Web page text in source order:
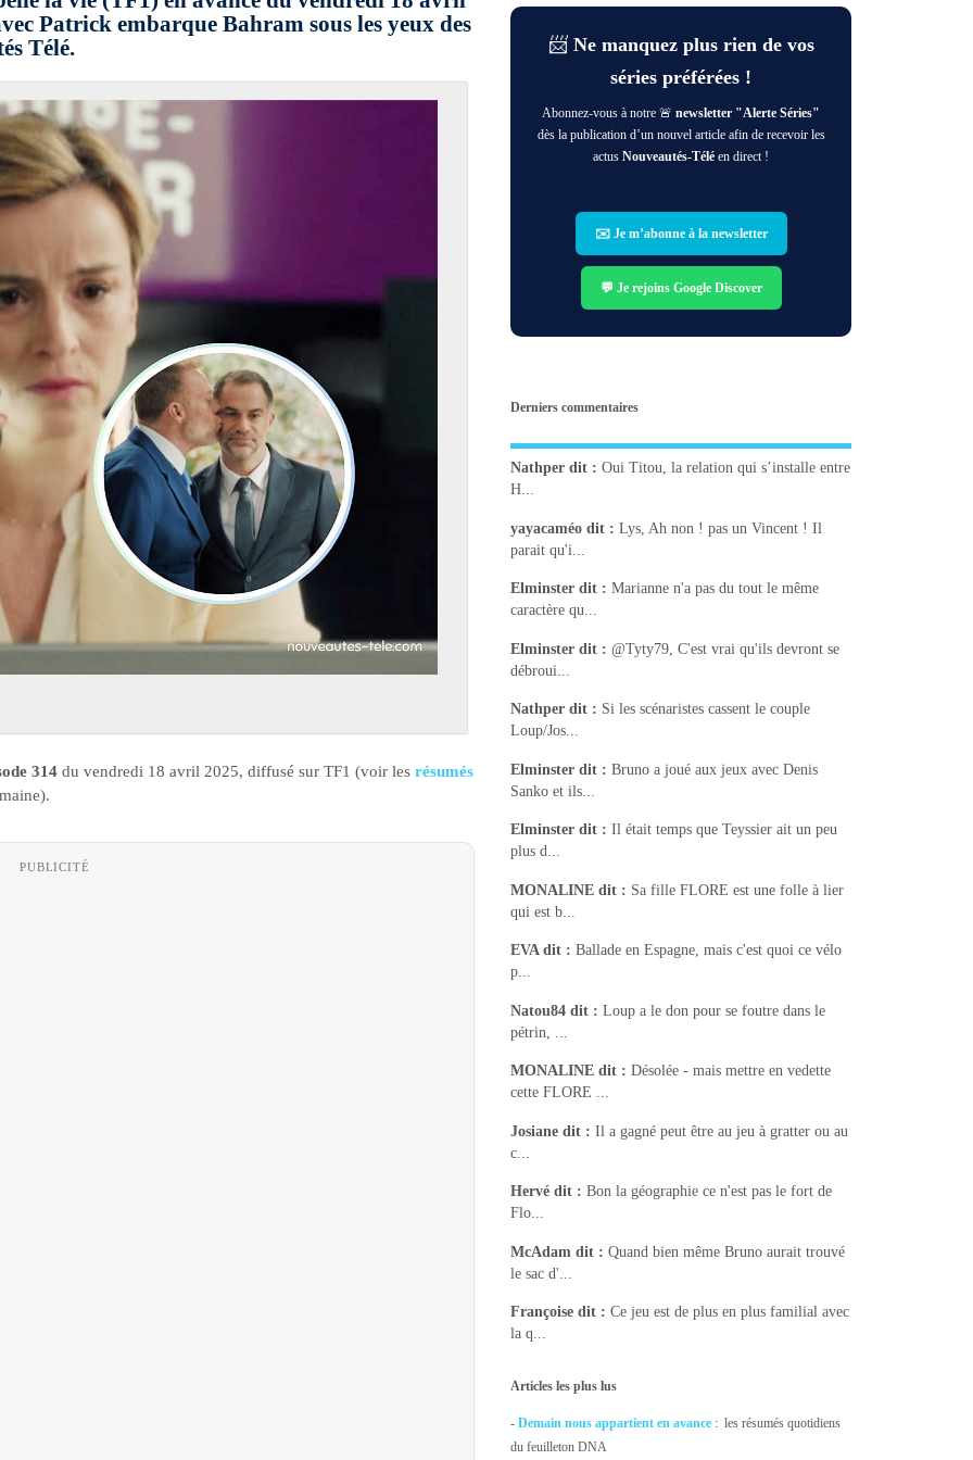
Patrick embarque Bahram sous les yeux des
Télé.
314 du vendredi 18 avril 2025, diffusé sur TF1 (voir les résumés
PUBLICITÉ
📨 Ne manquez plus rien de vos
séries préférées !
Abonnez-vous à notre 🚨newsletter "Alerte Séries"
dès la publication d’un nouvel article afin de recevoir les
actusNouveautés-Télé en direct !
✉️ Je m’abonne à la newsletter
💬 Je rejoins Google Discover
Derniers commentaires
Nathper dit : Oui Titou, la relation qui s’installe entre
H...
yayacaméo dit : Lys, Ah non ! pas un Vincent ! Il
parait qu'i...
Elminster dit : Marianne n'a pas du tout le même
caractère qu...
Elminster dit : @Tyty79, C'est vrai qu'ils devront se
débroui...
Nathper dit : Si les scénaristes cassent le couple
Loup/Jos...
Elminster dit : Bruno a joué aux jeux avec Denis
Sanko et ils...
Elminster dit : Il était temps que Teyssier ait un peu
plus d...
MONALINE dit : Sa fille FLORE est une folle à lier
qui est b...
EVAdit : Ballade en Espagne, mais c'est quoi ce vélo
p...
Natou84 dit : Loup a le don pour se foutre dans le
pétrin, ...
MONALINE dit : Désolée - mais mettre en vedette
cette FLORE ...
Josiane dit : Il a gagné peut être au jeu à gratter ou au
c...
Hervé dit : Bon la géographie ce n'est pas le fort de
Flo...
McAdam dit : Quand bien même Bruno aurait trouvé
le sac d'...
Françoise dit : Ce jeu est de plus en plus familial avec
la q...
Articles les plus lus
-Demain nous appartient en avance : les résumés quotidiens
du feuilleton DNA